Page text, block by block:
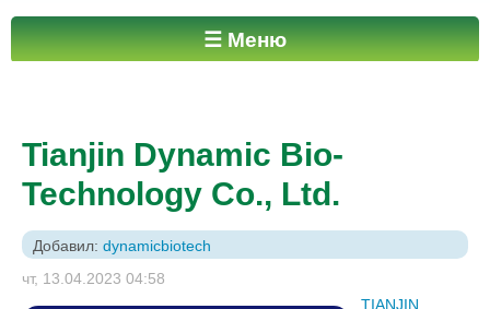
Главное меню ☰ Меню
Tianjin Dynamic Bio-
Technology Co., Ltd.
Добавил: dynamicbiotech
чт, 13.04.2023 04:58
TIANJIN